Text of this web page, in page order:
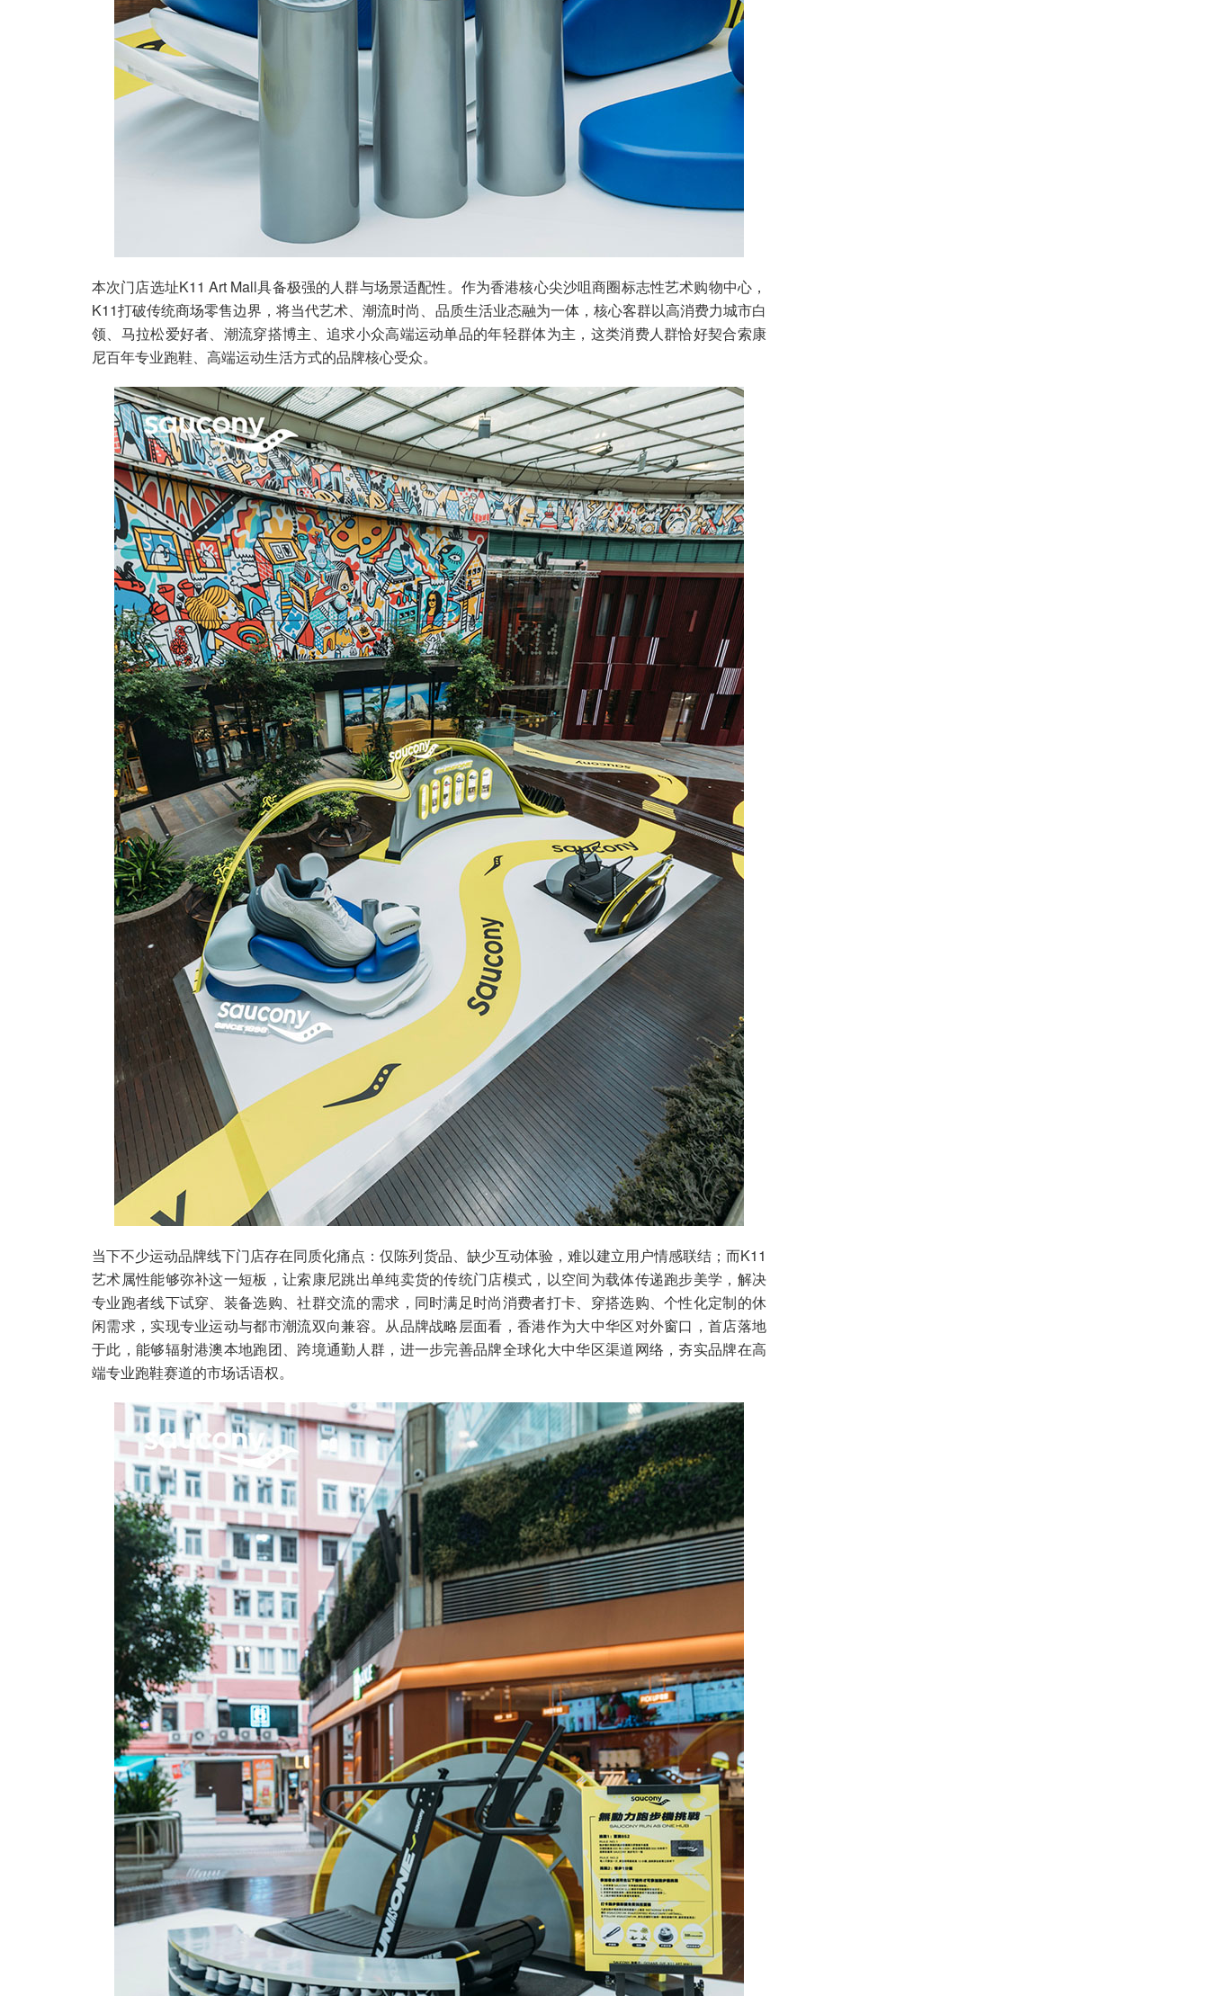
本次门店选址K11 Art Mall具备极强的人群与场景适配性。作为香港核心尖沙咀商圈标志性艺术购物中心，
K11打破传统商场零售边界，将当代艺术、潮流时尚、品质生活业态融为一体，核心客群以高消费力城市白
领、马拉松爱好者、潮流穿搭博主、追求小众高端运动单品的年轻群体为主，这类消费人群恰好契合索康
尼百年专业跑鞋、高端运动生活方式的品牌核心受众。
当下不少运动品牌线下门店存在同质化痛点：仅陈列货品、缺少互动体验，难以建立用户情感联结；而K11
艺术属性能够弥补这一短板，让索康尼跳出单纯卖货的传统门店模式，以空间为载体传递跑步美学，解决
专业跑者线下试穿、装备选购、社群交流的需求，同时满足时尚消费者打卡、穿搭选购、个性化定制的休
闲需求，实现专业运动与都市潮流双向兼容。从品牌战略层面看，香港作为大中华区对外窗口，首店落地
于此，能够辐射港澳本地跑团、跨境通勤人群，进一步完善品牌全球化大中华区渠道网络，夯实品牌在高
端专业跑鞋赛道的市场话语权。